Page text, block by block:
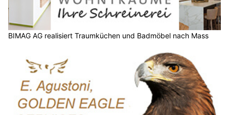
BIMAG AG realisiert Traumküchen und Badmöbel nach Mass